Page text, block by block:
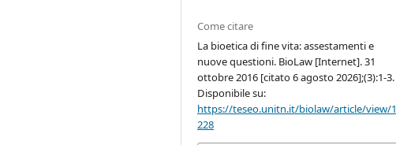
Come citare
La bioetica di fine vita: assestamenti e
nuove questioni. BioLaw [Internet]. 31
ottobre 2016 [citato 6 agosto 2026];(3):1-3.
Disponibile su:
https://teseo.unitn.it/biolaw/article/view/1
228